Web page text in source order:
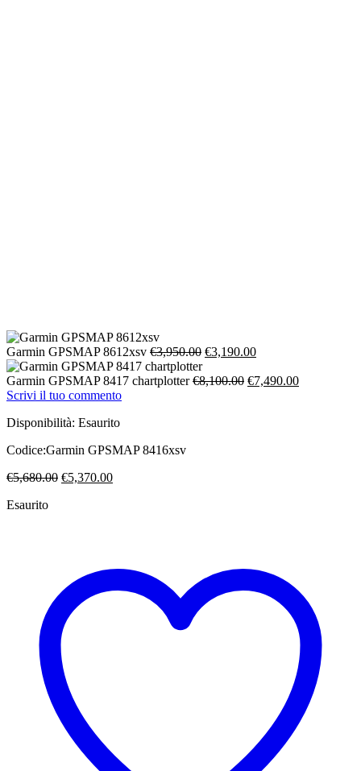
Garmin GPSMAP 8612xsv €3,950.00 Il
originale
€3,190.00Il
attuale
Garmin GPSMAP 8417 chartplotter €8,100.00 Il
€7,490.00Il
Scrivi il tuo commento
Disponibilità: Esaurito
Codice:Garmin GPSMAP 8416xsv
€5,680.00 Il
€5,370.00Il
Esaurito